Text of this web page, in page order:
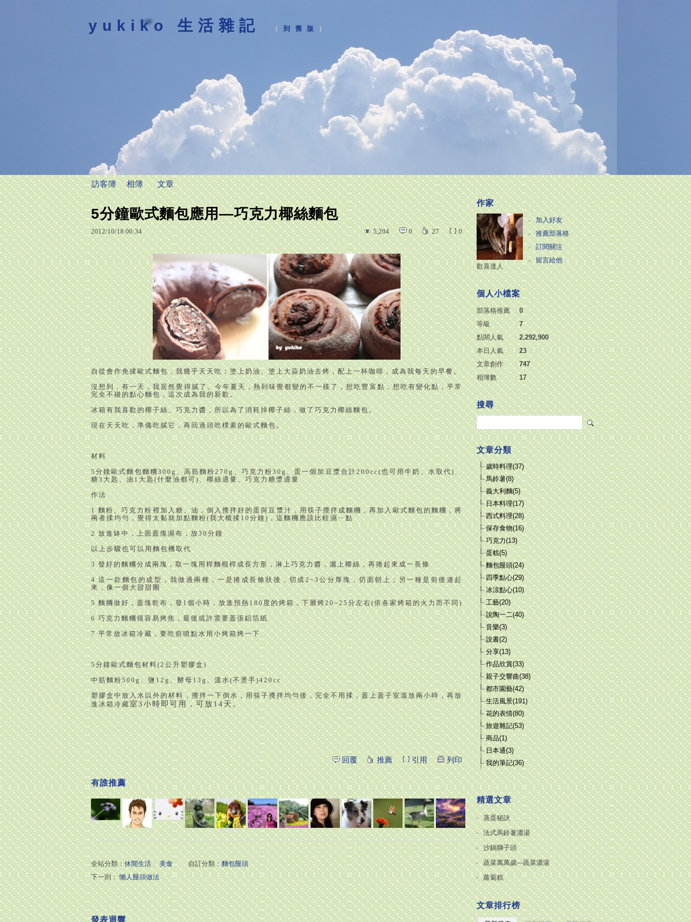
yukiko 生活雜記 （ 到舊版 ）
文章
相簿
訪客簿
5分鐘歐式麵包應用—巧克力椰絲麵包
2012/10/18 00:34 5,204 0 27 0
自從會作免揉歐式麵包，我幾乎天天吃；塗上奶油、塗上大蒜奶油去烤，配上一杯咖啡，成為我每天的早餐。
沒想到，有一天，我居然覺得膩了。今年夏天，熱到味覺都變的不一樣了，想吃豐富點，想吃有變化點，平常
完全不碰的點心麵包，這次成為我的新歡。
冰箱有我喜歡的椰子絲、巧克力醬，所以為了消耗掉椰子絲，做了巧克力椰絲麵包。
現在天天吃，準備吃膩它，再回過頭吃樸素的歐式麵包。
材料
5分鐘歐式麵包麵糰300g、高筋麵粉270g、巧克力粉30g、蛋一個加豆漿合計200cc(也可用牛奶、水取代)、
糖3大匙、油 1大匙(什麼油都可)、椰絲適量、巧克力糖漿適量
作法
1麵粉、巧克力粉裡加入糖、油，倒入攪拌好的蛋與豆漿汁，用筷子攪拌成麵糰，再加入歐式麵包的麵糰，將
兩者揉均勻，覺得太黏就加點麵粉(我大概揉10分鐘)，這麵糰應該比較濕ㄧ點
2放進缽中，上面蓋塊濕布，放30分鐘
以上步驟也可以用麵包機取代
3發好的麵糰分成兩塊，取一塊用桿麵棍桿成長方形，淋上巧克力醬，灑上椰絲，再捲起來成一長條
4這一款麵包的成型，我做過兩種，一是捲成長條狀後，切成2~3公分厚塊，切面朝上；另一種是前後連起
來，像一個大甜甜圈
5麵糰做好，蓋塊乾布，發1個小時，放進預熱 180度的烤箱，下層烤20~25分左右(依各家烤箱的火力而不同)
6 巧克力麵糰很容易烤焦，最後或許需要蓋張鋁箔紙
7平常放冰箱冷藏，要吃前噴點水用小烤箱烤一下
5分鐘歐式麵包材料(2公升塑膠盒)
中筋麵粉500g、鹽12g、酵母13g、溫水(不燙手)420cc
塑膠盒中放入水以外的材料，攪拌一下倒水，用筷子攪拌均勻後，完全不用揉，蓋上蓋子室溫放兩小時，再放
進冰箱冷藏室3小時即可用，可放14天。
回覆 推薦 引用 列印
有誰推薦
全站分類：休閒生活｜ 美食 自訂分類：麵包饅頭
下一則：懶人饅頭做法
發表迴響
作家
加入好友
推薦部落格
訂閱關注
留言給他
歡喜達人
個人小檔案
部落格推薦 ：0
等級
： 7
點閱人氣
：2,292,900
本日人氣
：23
文章創作
：747
相簿數
： 17
搜尋
文章分類
歲時料理(37)
馬鈴薯(8)
義大利麵(5)
日本料理(17)
西式料理(28)
保存食物(16)
巧克力(13)
蛋糕(5)
麵包饅頭(24)
四季點心(29)
冰涼點心(10)
工藝(20)
說陶一二(40)
音樂(3)
說書(2)
分享(13)
作品欣賞(33)
親子交響曲(38)
都市園藝(42)
生活風景(191)
花的表情(80)
旅遊雜記(53)
商品(1)
日本通(3)
我的筆記(36)
精選文章
蒸蛋秘訣
法式馬鈴薯濃湯
沙鍋獅子頭
蔬菜萬萬歲---蔬菜濃湯
蘿蔔糕
文章排行榜